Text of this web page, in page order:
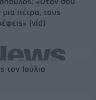
μια πέτρα, τους
(vid)
Ιούλιο